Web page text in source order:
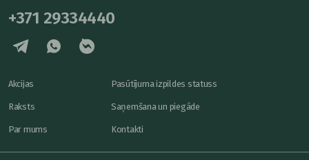
+371 29334440
Akcijas
Raksts
Par mums
Pasūtījuma izpildes statuss
Saņemšana un piegāde
Kontakti